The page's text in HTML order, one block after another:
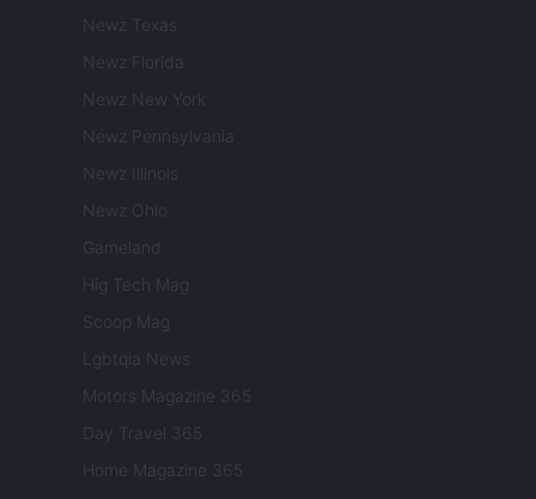
Newz Texas
Newz Florida
Newz New York
Newz Pennsylvania
Newz Illinois
Newz Ohio
Gameland
Hig Tech Mag
Scoop Mag
Lgbtqia News
Motors Magazine 365
Day Travel 365
Home Magazine 365